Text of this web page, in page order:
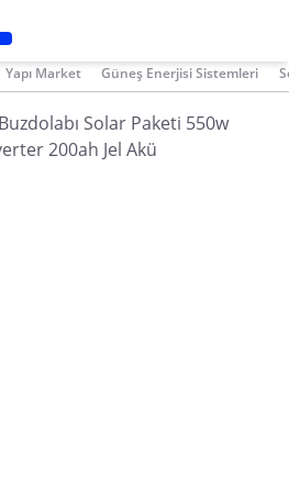
Yapı Market Güneş Enerjisi Sistemleri